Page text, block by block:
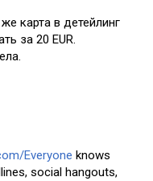
карта в детейлинг
за 20 EUR.
Everyone knows
social hangouts,